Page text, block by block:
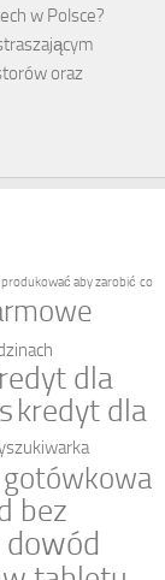
w Polsce?
oraz
aby zarobić co
dla
kredyt dla
bez
dowód